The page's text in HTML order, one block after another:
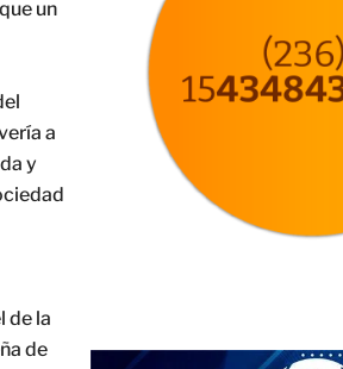
un
a
y
de la
de